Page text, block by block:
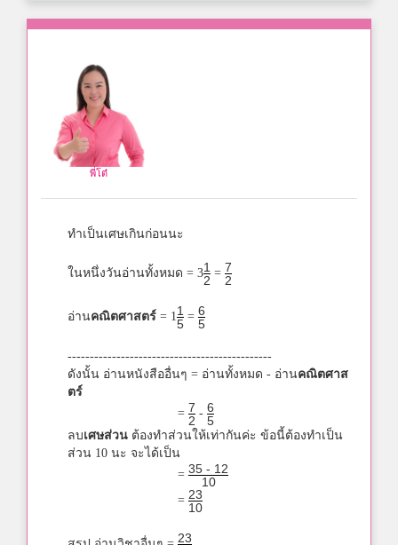
พี่โต๋
ทำเป็นเศษเกินก่อนนะ
ในหนึ่งวันอ่านทั้งหมด = 31
2
= 7
2
อ่านคณิตศาสตร์ = 1 1
5
= 6
5
----------------------------------------------
ดังนั้น อ่านหนังสืออื่นๆ = อ่านทั้งหมด - อ่านคณิตศาส
ตร์
= 7
2
- 6
5
ลบเศษส่วน ต้องทำส่วนให้เท่ากันค่ะ ข้อนี้ต้องทำเป็น
ส่วน 10 นะ จะได้เป็น
= 35 - 12
10
= 23
10
23